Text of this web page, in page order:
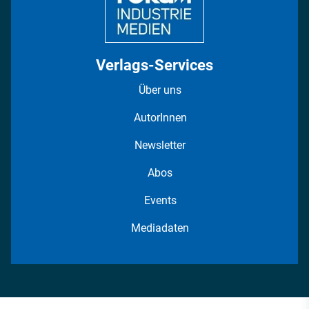
Verlags-Services
Über uns
AutorInnen
Newsletter
Abos
Events
Mediadaten